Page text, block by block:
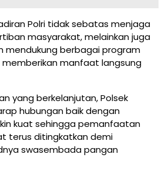
Polri tidak sebatas menjaga
masyarakat, melainkan juga
mendukung berbagai program
manfaat langsung
yang berkelanjutan, Polsek
hubungan baik dengan
kuat sehingga pemanfaatan
terus ditingkatkan demi
swasembada pangan